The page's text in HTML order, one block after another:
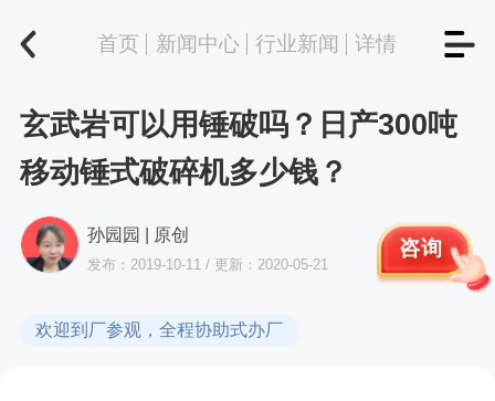
首页 新闻中心 行业新闻 详情
玄武岩可以用锤破吗？日产300吨
移动锤式破碎机多少钱？
孙园园 | 原创
发布：2019-10-11 / 更新：2020-05-21
咨询
欢迎到厂参观，全程协助式办厂